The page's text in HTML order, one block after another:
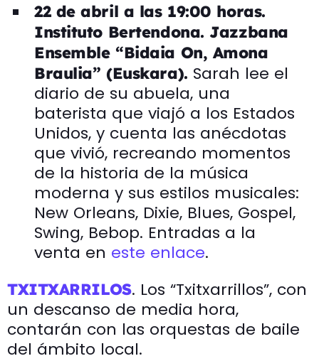
22 de abril a las 19:00 horas.
Instituto Bertendona. Jazzbana
Ensemble “Bidaia On, Amona
Braulia” (Euskara). Sarah lee el
diario de su abuela, una
baterista que viajó a los Estados
Unidos, y cuenta las anécdotas
que vivió, recreando momentos
de la historia de la música
moderna y sus estilos musicales:
New Orleans, Dixie, Blues, Gospel,
Swing, Bebop. Entradas a la
venta en este enlace.
TXITXARRILOS. Los “Txitxarrillos”, con
un descanso de media hora,
contarán con las orquestas de baile
del ámbito local.